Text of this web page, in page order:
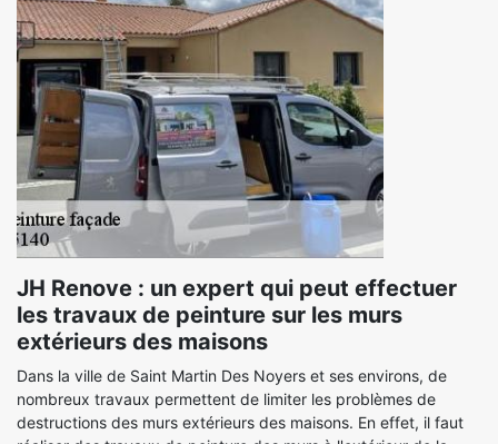
JH Renove : un expert qui peut effectuer
les travaux de peinture sur les murs
extérieurs des maisons
Dans la ville de Saint Martin Des Noyers et ses environs, de
nombreux travaux permettent de limiter les problèmes de
destructions des murs extérieurs des maisons. En effet, il faut